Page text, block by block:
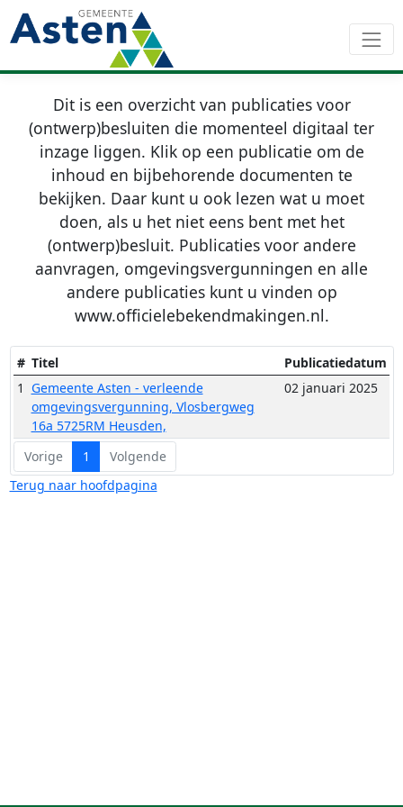
Dit is een overzicht van publicaties voor
(ontwerp)besluiten die momenteel digitaal ter
inzage liggen. Klik op een publicatie om de
inhoud en bijbehorende documenten te
bekijken. Daar kunt u ook lezen wat u moet
doen, als u het niet eens bent met het
(ontwerp)besluit. Publicaties voor andere
aanvragen, omgevingsvergunningen en alle
andere publicaties kunt u vinden op
www.officielebekendmakingen.nl.
# Titel
Publicatiedatum
1
Gemeente Asten - verleende
omgevingsvergunning, Vlosbergweg
16a 5725RM Heusden,
02 januari 2025
Vorige 1
Volgende
Terug naar hoofdpagina